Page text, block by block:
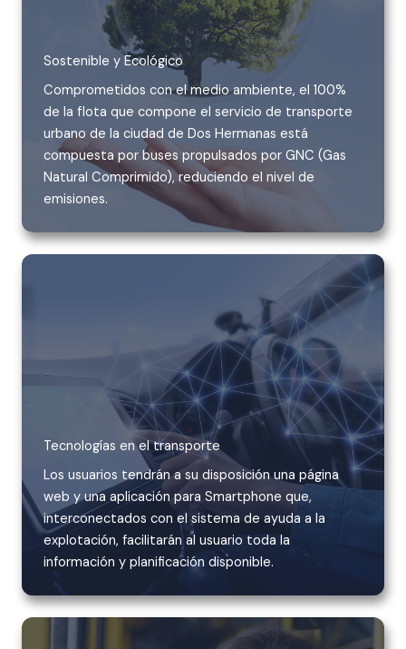
Sostenible y Ecológico
Comprometidos con el medio ambiente, el 100%
de la flota que compone el servicio de transporte
urbano de la ciudad de Dos Hermanas está
compuesta por buses propulsados por GNC (Gas
Natural Comprimido), reduciendo el nivel de
emisiones.
Tecnologías en el transporte
Los usuarios tendrán a su disposición una página
web y una aplicación para Smartphone que,
interconectados con el sistema de ayuda a la
explotación, facilitarán al usuario toda la
información y planificación disponible.